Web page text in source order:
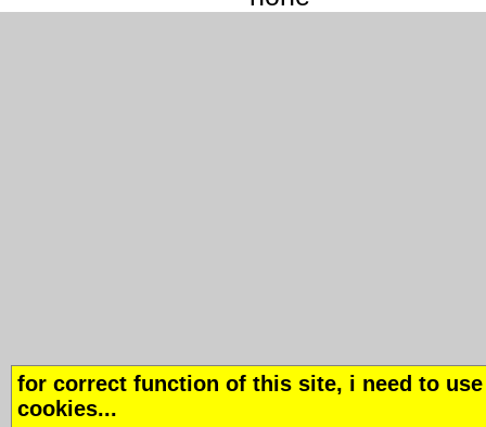
for correct function of this site, i need to use
cookies...